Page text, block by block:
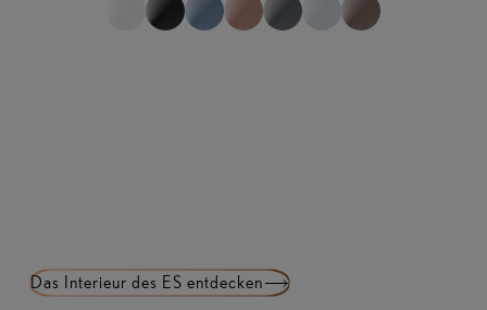
Das Interieur des ES entdecken